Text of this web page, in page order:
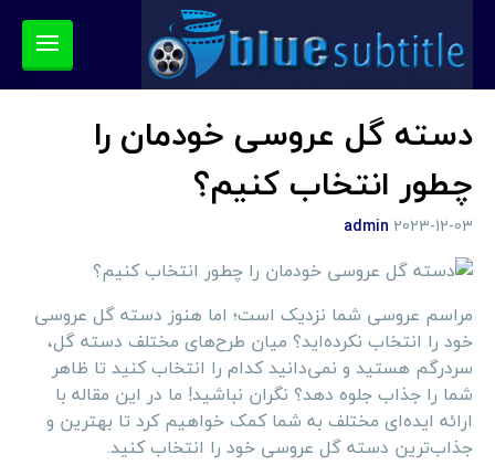
دسته گل عروسی خودمان را
چطور انتخاب کنیم؟
admin 2023-12-03
مراسم عروسی شما نزدیک است؛ اما هنوز دسته گل عروسی
خود را انتخاب نکرده‌اید؟ میان طرح‌های مختلف دسته گل،
سردرگم هستید و نمی‌دانید کدام را انتخاب کنید تا ظاهر
شما را جذاب جلوه دهد؟ نگران نباشید! ما در این مقاله با
ارائه ایده‌ای مختلف به شما کمک خواهیم کرد تا بهترین و
جذاب‌ترین دسته گل عروسی خود را انتخاب کنید.